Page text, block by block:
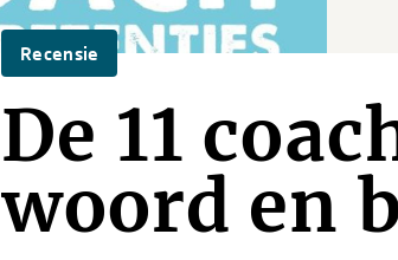
Recensie
De 11
woord en